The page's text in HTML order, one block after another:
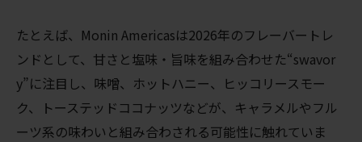
たとえば、Monin Americasは2026年のフレーバートレ
ンドとして、甘さと塩味・旨味を組み合わせた“swavor
y”に注目し、味噌、ホットハニー、ヒッコリースモー
ク、トーステッドココナッツなどが、キャラメルやフル
ーツ系の味わいと組み合わされる可能性に触れていま